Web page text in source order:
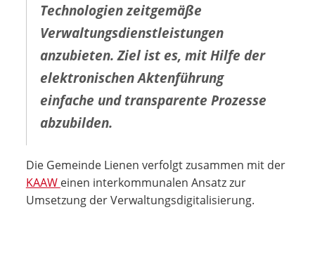
Technologien zeitgemäße
Verwaltungsdienstleistungen
anzubieten. Ziel ist es, mit Hilfe der
elektronischen Aktenführung
einfache und transparente Prozesse
abzubilden.
Die Gemeinde Lienen verfolgt zusammen mit der
KAAW einen interkommunalen Ansatz zur
Umsetzung der Verwaltungsdigitalisierung.